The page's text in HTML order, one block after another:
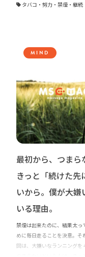
は、「メンタルの変化」禁
タバコ ・ 努力・ 禁煙・ 継続
MIND
最初から、つまら
きっと「続けた
いから。僕が大
いる理由。
禁煙は出来たのに、結果太っ
めに毎日走ることを決意。
回は、大嫌いなランニング